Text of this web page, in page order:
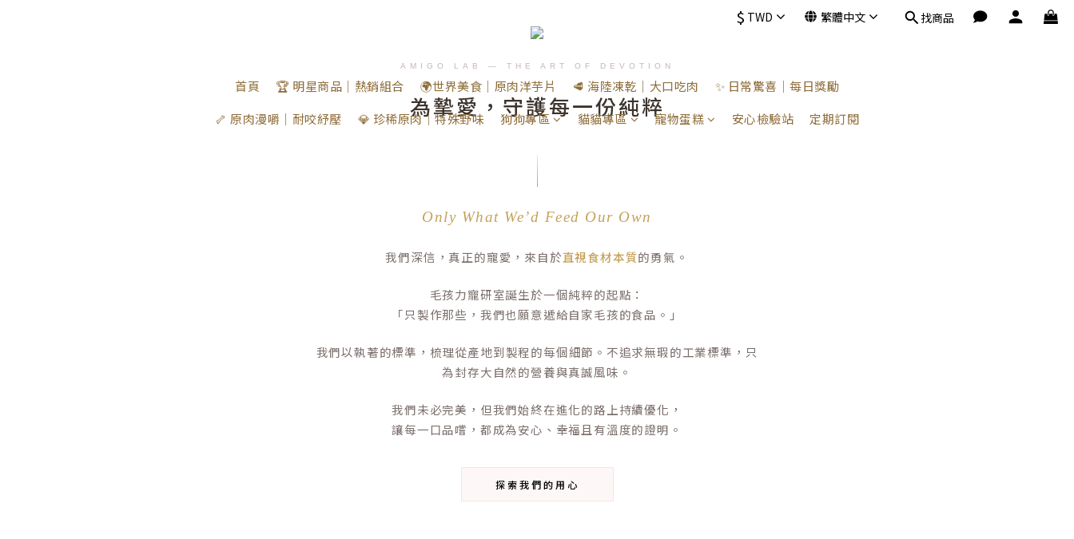
$ TWD 繁體中文 找商品
首頁 🏆 明星商品｜熱銷組合 🌍世界美食｜原肉洋芋片 🥩 海陸凍乾｜大口吃肉
✨ 日常驚喜｜每日獎勵
🦴 原肉漫嚼｜耐咬紓壓
💎 珍稀原肉｜特殊野味 狗狗專區 貓貓專區 寵物蛋糕 安心檢驗站 定期訂閱
AMIGO LAB — THE ART OF DEVOTION
為摯愛，守護每一份純粹
Only What We’d Feed Our Own
我們深信，真正的寵愛，來自於直視食材本質的勇氣。
毛孩力寵研室誕生於一個純粹的起點：
「只製作那些，我們也願意遞給自家毛孩的食品。」
我們以執著的標準，梳理從產地到製程的每個細節。不追求無瑕的工業標準，只
為封存大自然的營養與真誠風味。
我們未必完美，但我們始終在進化的路上持續優化，
讓每一口品嚐，都成為安心、幸福且有溫度的證明。
探索我們的用心